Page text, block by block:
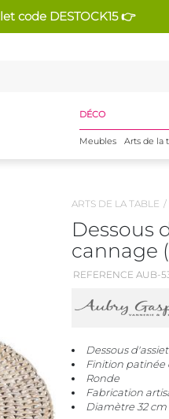
code DESTOCK15 👉
DÉCO
Meubles Arts de la
ARTS DE LA TABLE
Dessous
cannage
REFERENCE AUB-
Dessous
Finition patinée
Ronde
Fabrication
Diamètre 32 cm